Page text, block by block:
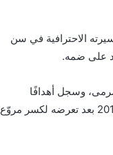
الويلزية، وبدأ مسيرته الاحترافية في سن
وسجل أهدافًا
حاسمة أبرزت قدرته على الحسم في اللحظات الحرجة. لكن مسيرته كادت أن تتوقف عام 2010 بعد تعرضه لكسر مروّع